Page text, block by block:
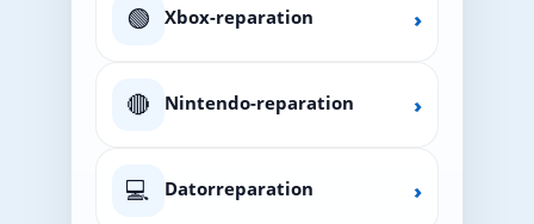
🟢 Xbox-reparation ›
🔴 Nintendo-reparation ›
💻 Datorreparation ›